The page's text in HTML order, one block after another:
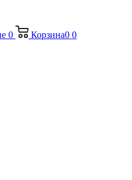
0 Корзина0 0